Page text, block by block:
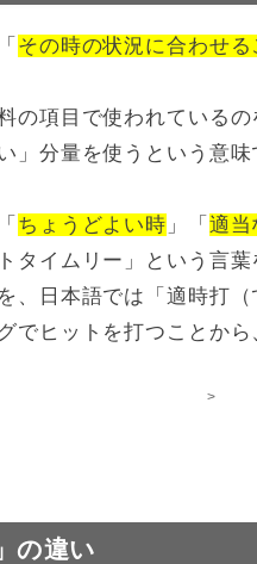
その時の状況に合わせる
の項目で使われている
」分量を使うという意
ちょうどよい時 」「 適当
タイムリー」という言
、日本語では「適時打
でヒットを打つことか
>
の違い